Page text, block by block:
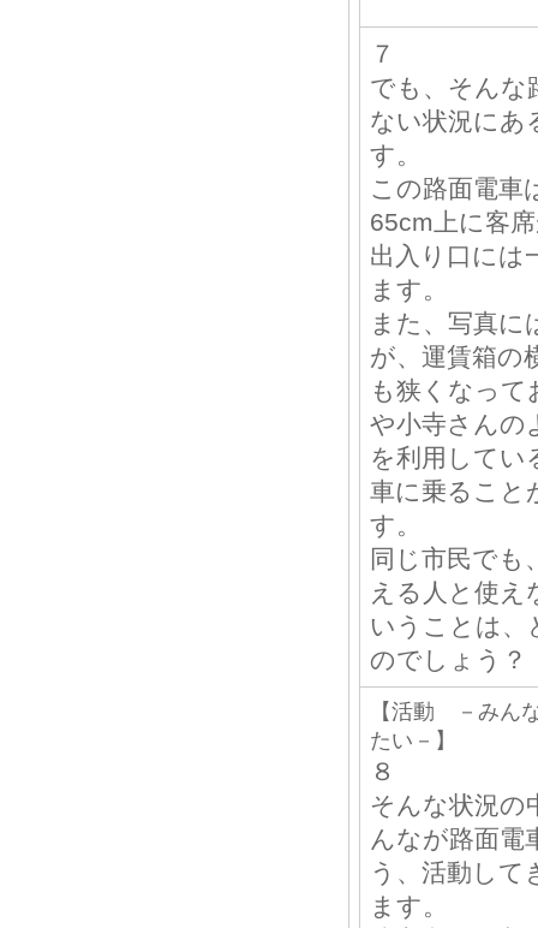
７
でも、そんな
ない状況にあ
す。
この路面電車
65cm上に客
出入り口には
ます。
また、写真に
が、運賃箱の
も狭くなって
や小寺さんの
を利用してい
車に乗ること
す。
同じ市民でも
える人と使え
いうことは、
のでしょう？
【活動 －みん
たい－】
８
そんな状況の
んなが路面電
う、活動して
ます。